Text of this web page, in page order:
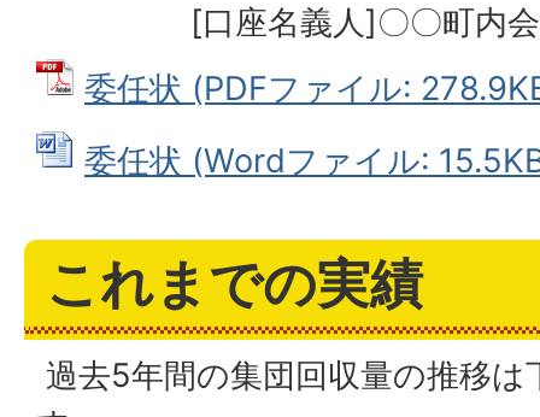
[口座名義人]〇〇町内会
委任状 (PDFファイル:
委任状 (Wordファイル:
これまでの実績
過去5年間の集団回収量の推移